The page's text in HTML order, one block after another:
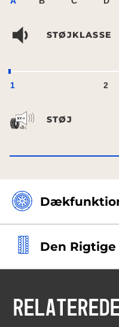
STØJKLASSE
1 2
STØJ
Den